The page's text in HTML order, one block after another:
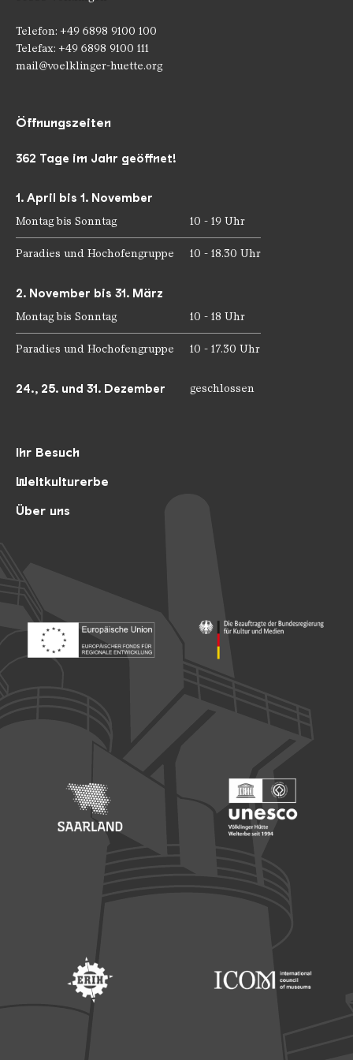
Telefon: +49 6898 9100 100
Telefax: +49 6898 9100 111
mail@voelklinger-huette.org
Ihr Besuch
Weltkulturerbe
Über uns
Öffnungszeiten
362 Tage im Jahr geöffnet!
1. April bis 1. November
Montag bis Sonntag 10 - 19 Uhr
Paradies und Hochofengruppe 10 - 18.30 Uhr
2. November bis 31. März
Montag bis Sonntag 10 - 18 Uhr
Paradies und Hochofengruppe 10 - 17.30 Uhr
24., 25. und 31. Dezember geschlossen